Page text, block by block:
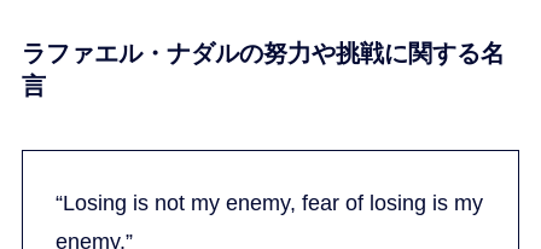
ラファエル・ナダルの努力や挑戦に関する名
言
“Losing is not my enemy, fear of losing is my
enemy.”